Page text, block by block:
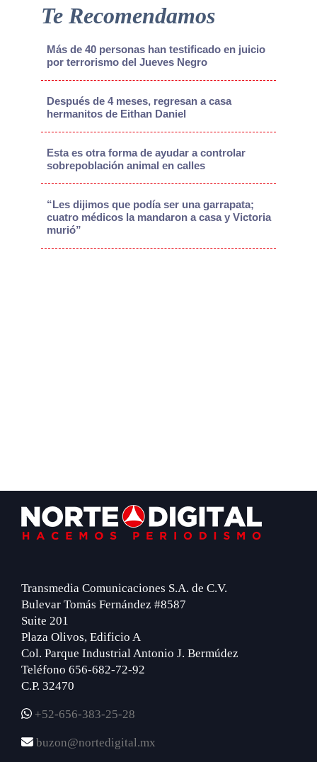
Te Recomendamos
Más de 40 personas han testificado en juicio
por terrorismo del Jueves Negro
Después de 4 meses, regresan a casa
hermanitos de Eithan Daniel
Esta es otra forma de ayudar a controlar
sobrepoblación animal en calles
“Les dijimos que podía ser una garrapata;
cuatro médicos la mandaron a casa y Victoria
murió”
Footer
Transmedia Comunicaciones S.A. de C.V.
Bulevar Tomás Fernández #8587
Suite 201
Plaza Olivos, Edificio A
Col. Parque Industrial Antonio J. Bermúdez
Teléfono 656-682-72-92
C.P. 32470
+52-656-383-25-28
buzon@nortedigital.mx